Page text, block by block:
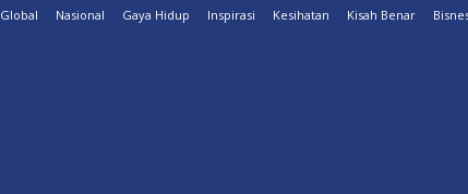
Global Nasional Gaya Hidup Inspirasi Kesihatan Kisah Benar